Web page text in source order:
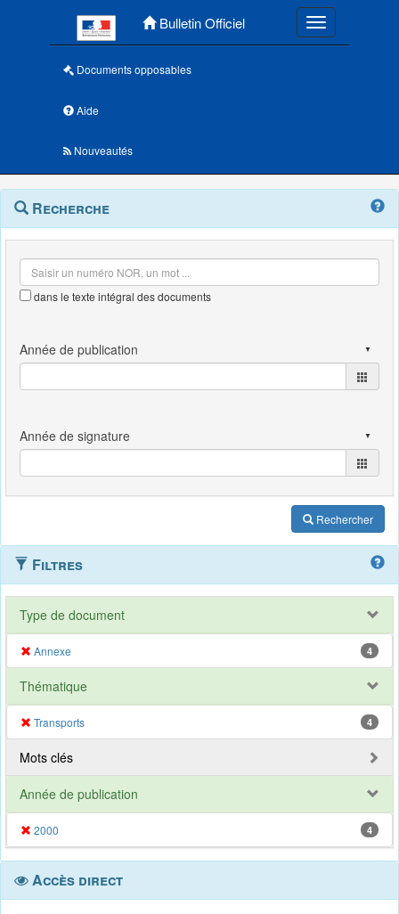
Bulletin Officiel Toggle
Documents opposables
Aide
Nouveautés
Navigation
outils
Menu
contextuel
Recherche
dans le texte intégral des documents
Rechercher
Filtres
Type de document
Annexe 4
Thématique
Transports 4
Mots clés
Année de publication
2000 4
Accès direct